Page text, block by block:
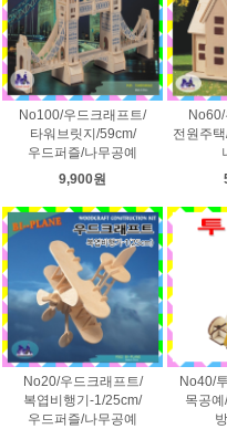
No100/우드크래프트/
타워브릿지/59cm/
우드퍼즐/나무공예
9,900원
전원주
No20/우드크래프트/
복엽비행기-1/25cm/
우드퍼즐/나무공예
No40/
목공